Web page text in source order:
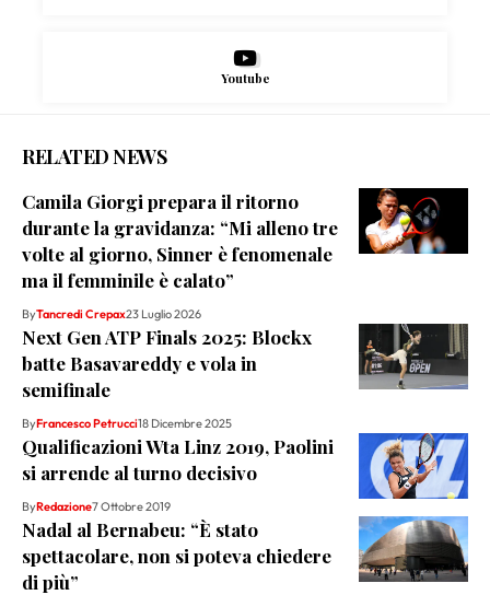
Youtube
RELATED NEWS
Camila Giorgi prepara il ritorno
durante la gravidanza: “Mi alleno tre
volte al giorno, Sinner è fenomenale
ma il femminile è calato”
ByTancredi Crepax23 Luglio 2026
Next Gen ATP Finals 2025: Blockx
batte Basavareddy e vola in
semifinale
ByFrancesco Petrucci18 Dicembre 2025
Qualificazioni Wta Linz 2019, Paolini
si arrende al turno decisivo
ByRedazione7 Ottobre 2019
Nadal al Bernabeu: “È stato
spettacolare, non si poteva chiedere
di più”